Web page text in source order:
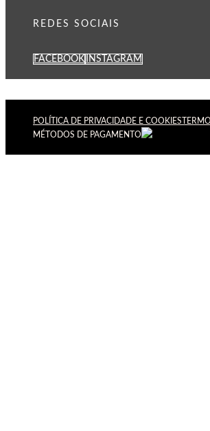
REDES SOCIAIS
FACEBOOK INSTAGRAM
POLÍTICA DE PRIVACIDADE E COOKIES
MÉTODOS DE PAGAMENTO